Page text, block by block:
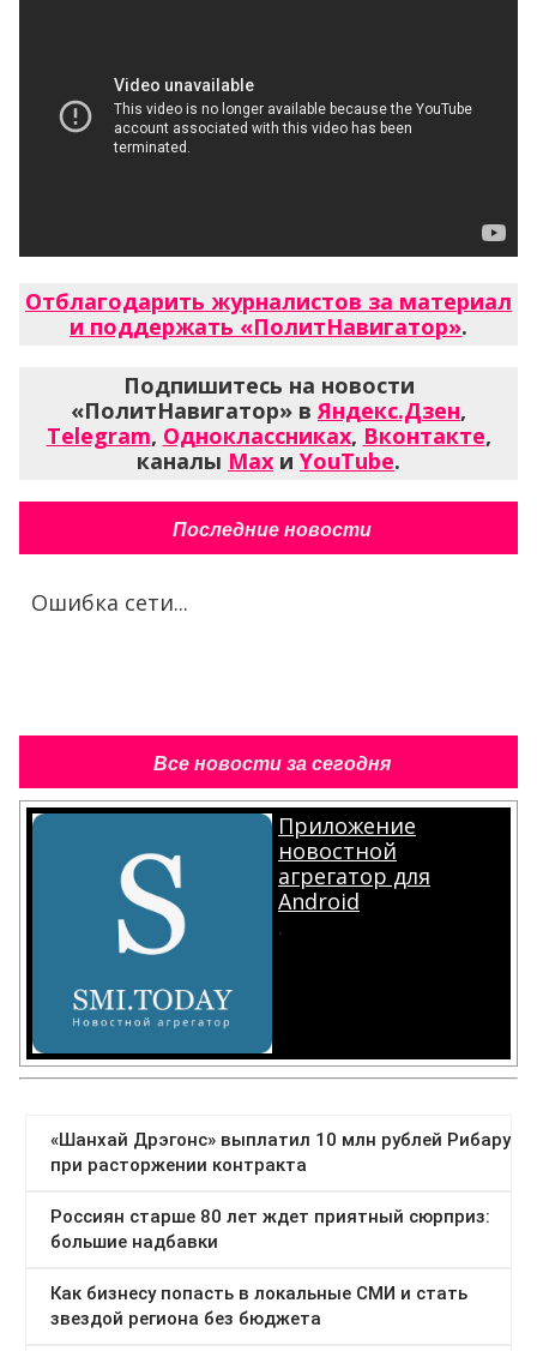
Отблагодарить журналистов за материал
и поддержать «ПолитНавигатор».
Подпишитесь на новости
«ПолитНавигатор» вЯндекс.Дзен,
Telegram, Одноклассниках, Вконтакте,
каналы Max и YouTube.
Последние новости
Ошибка сети...
Все новости за сегодня
Приложение
новостной
агрегатор для
Android
.